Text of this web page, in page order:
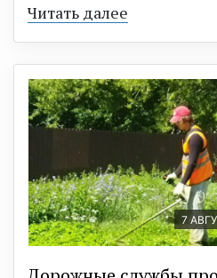
Читать далее
7